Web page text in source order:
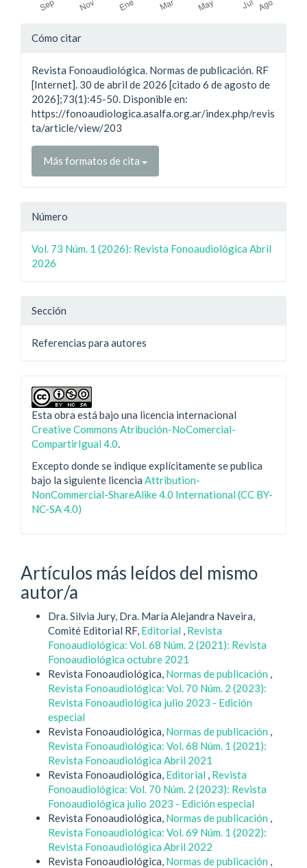
Detalles
artículo
Cómo citar
Revista Fonoaudiológica. Normas de publicación. RF
[Internet]. 30 de abril de 2026 [citado 6 de agosto de
2026];73(1):45-50. Disponible en:
https://fonoaudiologica.asalfa.org.ar/index.php/revis
ta/article/view/203
Más formatos de cita
Número
Vol. 73 Núm. 1 (2026): Revista Fonoaudiológica Abril
2026
Sección
Referencias para autores
Esta obra está bajo una licencia internacional
Creative Commons Atribución-NoComercial-
CompartirIgual 4.0.
Excepto donde se indique explícitamente se publica
bajo la siguiente licencia Attribution-
NonCommercial-ShareAlike 4.0 International (CC BY-
NC-SA 4.0)
Artículos más leídos del mismo
autor/a
Dra. Silvia Jury, Dra. María Alejandra Naveira,
Comité Editorial RF, Editorial , Revista
Fonoaudiológica: Vol. 68 Núm. 2 (2021): Revista
Fonoaudiológica octubre 2021
Revista Fonoaudiológica, Normas de publicación ,
Revista Fonoaudiológica: Vol. 70 Núm. 2 (2023):
Revista Fonoaudiológica julio 2023 - Edición
especial
Revista Fonoaudiológica, Normas de publicación ,
Revista Fonoaudiológica: Vol. 68 Núm. 1 (2021):
Revista Fonoaudiológica Abril 2021
Revista Fonoaudiológica, Editorial , Revista
Fonoaudiológica: Vol. 70 Núm. 2 (2023): Revista
Fonoaudiológica julio 2023 - Edición especial
Revista Fonoaudiológica, Normas de publicación ,
Revista Fonoaudiológica: Vol. 69 Núm. 1 (2022):
Revista Fonoaudiológica Abril 2022
Revista Fonoaudiológica, Normas de publicación ,